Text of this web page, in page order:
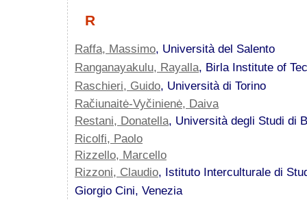
R
Raffa, Massimo, Università del Salento
Ranganayakulu, Rayalla, Birla Institute of
Raschieri, Guido, Università di Torino
Račiunaitė-Vyčinienė, Daiva
Restani, Donatella, Università degli Studi di
Ricolfi, Paolo
Rizzello, Marcello
Rizzoni, Claudio, Istituto Interculturale di
Giorgio Cini, Venezia